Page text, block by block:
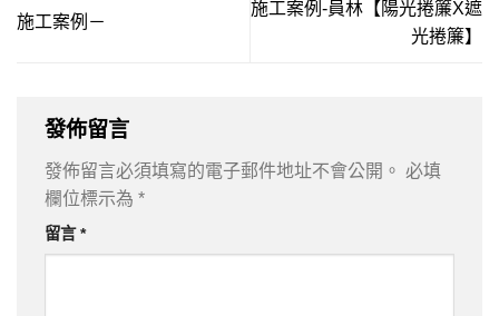
施工案例－
施工案例-員林【陽光捲簾X遮
光捲簾】
發佈留言
發佈留言必須填寫的電子郵件地址不會公開。 必填
欄位標示為 *
留言*